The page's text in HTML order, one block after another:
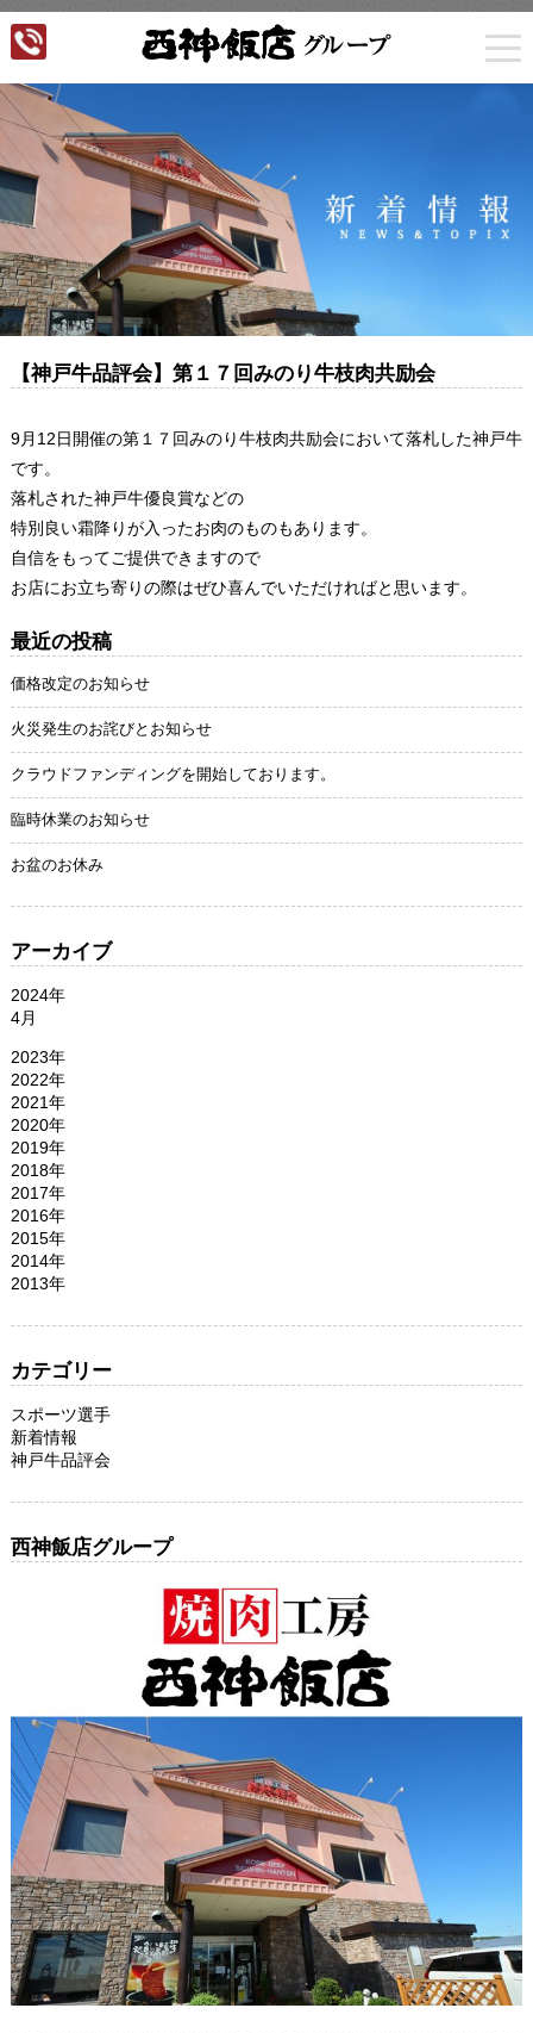
【神戸牛品評会】第１７回みのり牛枝肉共励会
9月12日開催の第１７回みのり牛枝肉共励会において落札した神戸牛
です。
落札された神戸牛優良賞などの
特別良い霜降りが入ったお肉のものもあります。
自信をもってご提供できますので
お店にお立ち寄りの際はぜひ喜んでいただければと思います。
最近の投稿
価格改定のお知らせ
火災発生のお詫びとお知らせ
クラウドファンディングを開始しております。
臨時休業のお知らせ
お盆のお休み
アーカイブ
2024年
4月
2023年
2022年
2021年
2020年
2019年
2018年
2017年
2016年
2015年
2014年
2013年
カテゴリー
スポーツ選手
新着情報
神戸牛品評会
西神飯店グループ